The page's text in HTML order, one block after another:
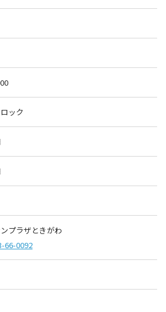
ック
プラザときがわ
66-0092